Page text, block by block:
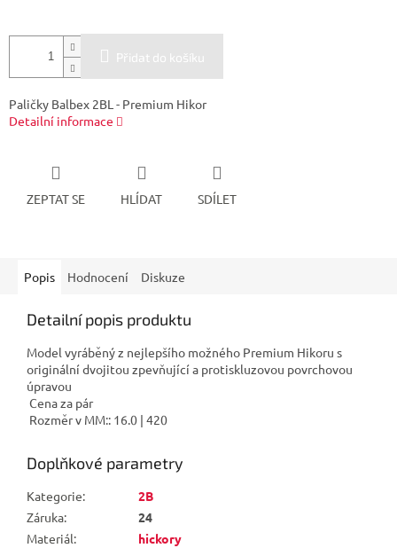
Přidat do košíku
Paličky Balbex 2BL - Premium Hikor
Detailní informace
ZEPTAT SE HLÍDAT SDÍLET
Popis Hodnocení Diskuze
Detailní popis produktu
Model vyráběný z nejlepšího možného Premium Hikoru s
originální dvojitou zpevňující a protiskluzovou povrchovou
úpravou
Cena za pár
Rozměr v MM:: 16.0 | 420
Doplňkové parametry
Kategorie:
2B
Záruka:
24
Materiál:
hickory